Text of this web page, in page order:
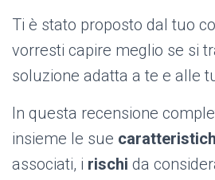
Ti è stato proposto dal tuo
vorresti capire meglio se si
soluzione adatta a te e alle
In questa recensione
insieme le sue
associati, i rischi da